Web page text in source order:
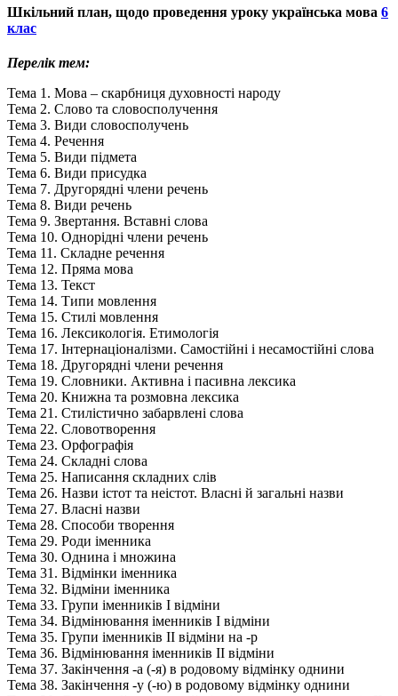
Шкільний план, щодо проведення уроку українська мова 6
клас
Перелік тем:
Тема 1. Мова – скарбниця духовності народу
Тема 2. Слово та словосполучення
Тема 3. Види словосполучень
Тема 4. Речення
Тема 5. Види підмета
Тема 6. Види присудка
Тема 7. Другорядні члени речень
Тема 8. Види речень
Тема 9. Звертання. Вставні слова
Тема 10. Однорідні члени речень
Тема 11. Складне речення
Тема 12. Пряма мова
Тема 13. Текст
Тема 14. Типи мовлення
Тема 15. Стилі мовлення
Тема 16. Лексикологія. Етимологія
Тема 17. Інтернаціоналізми. Самостійні і несамостійні слова
Тема 18. Другорядні члени речення
Тема 19. Словники. Активна і пасивна лексика
Тема 20. Книжна та розмовна лексика
Тема 21. Стилістично забарвлені слова
Тема 22. Словотворення
Тема 23. Орфографія
Тема 24. Складні слова
Тема 25. Написання складних слів
Тема 26. Назви істот та неістот. Власні й загальні назви
Тема 27. Власні назви
Тема 28. Способи творення
Тема 29. Роди іменника
Тема 30. Однина і множина
Тема 31. Відмінки іменника
Тема 32. Відміни іменника
Тема 33. Групи іменників І відміни
Тема 34. Відмінювання іменників І відміни
Тема 35. Групи іменників II відміни на -р
Тема 36. Відмінювання іменників II відміни
Тема 37. Закінчення -а (-я) в родовому відмінку однини
Тема 38. Закінчення -у (-ю) в родовому відмінку однини